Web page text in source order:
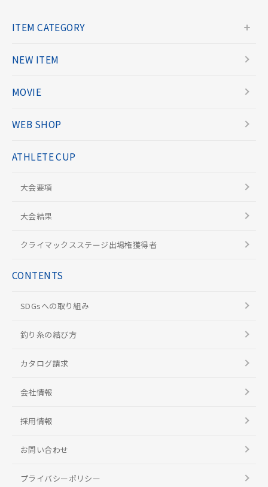
ITEM CATEGORY
NEW ITEM
MOVIE
WEB SHOP
ATHLETE CUP
大会要項
大会結果
クライマックスステージ出場権獲得者
CONTENTS
SDGsへの取り組み
釣り糸の結び方
カタログ請求
会社情報
採用情報
お問い合わせ
プライバシーポリシー